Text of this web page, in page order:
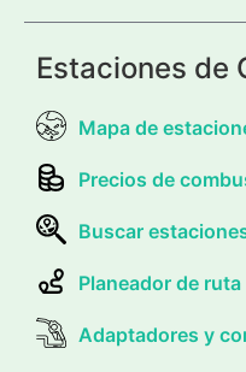
Estaciones de
Mapa de
Precios de
Buscar
Planeador de ruta
Adaptadores y